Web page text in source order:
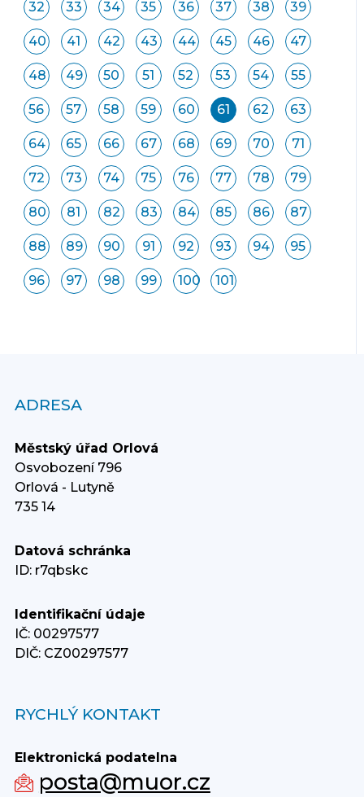
32 33 34 35 36 37 38 39
40 41 42 43 44 45 46 47
48 49 50 51 52 53 54 55
56 57 58 59 60 61 62 63
64 65 66 67 68 69 70 71
72 73 74 75 76 77 78 79
80 81 82 83 84 85 86 87
88 89 90 91 92 93 94 95
96 97 98 99 100 101
ADRESA
Městský úřad Orlová
Osvobození 796
Orlová - Lutyně
735 14
Datová schránka
ID: r7qbskc
Identifikační údaje
IČ: 00297577
DIČ: CZ00297577
RYCHLÝ KONTAKT
Elektronická podatelna
posta@muor.cz